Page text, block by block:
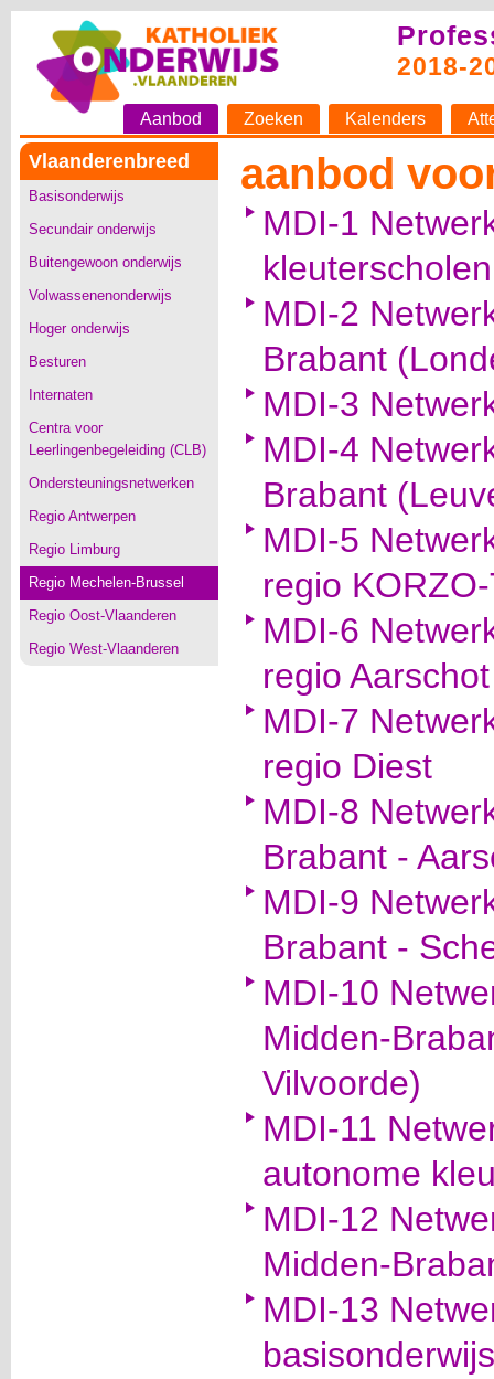
2018-
Aanbod Zoeken Kalenders
Vlaanderenbreed
Basisonderwijs
Secundair onderwijs
Buitengewoon onderwijs
Volwassenenonderwijs
Hoger onderwijs
Besturen
Internaten
Centra voor
Leerlingenbegeleiding (CLB)
Ondersteuningsnetwerken
Regio Antwerpen
Regio Limburg
Regio Mechelen-Brussel
Regio Oost-Vlaanderen
Regio West-Vlaanderen
aanbod
MDI-1
kleuterscholen
MDI-2
Brabant
MDI-3
MDI-4
Brabant
MDI-5
regio
MDI-6
regio Aarschot
MDI-7
regio Diest
MDI-8
Brabant -
MDI-9
Brabant -
MDI-10
Midden-
Vilvoorde)
MDI-11
autonome
MDI-12
Midden-
MDI-13